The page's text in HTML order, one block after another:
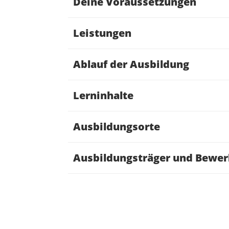
Leistungen
Ablauf der Ausbildung
Lerninhalte
Ausbildungsorte
Ausbildungsträger und